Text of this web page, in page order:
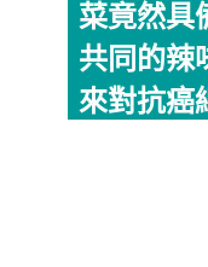
菜竟然具
共同的辣
來對抗癌